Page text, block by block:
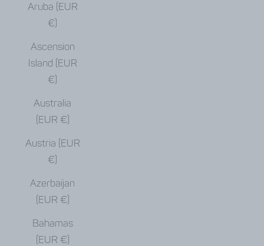
Aruba (EUR
€)
Ascension
Island (EUR
€)
Australia
(EUR €)
Austria (EUR
€)
Azerbaijan
(EUR €)
Bahamas
(EUR €)